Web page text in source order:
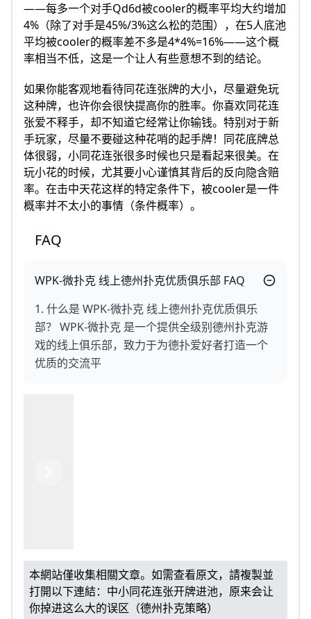
——每多一个对手Qd6d被cooler的概率平均大约增加
4%（除了对手是45%/3%这么松的范围），在5人底池
平均被cooler的概率差不多是4*4%=16%——这个概
率相当不低，这是一个让人有些意想不到的结论。
如果你能客观地看待同花连张牌的大小，尽量避免玩
这种牌，也许你会很快提高你的胜率。你喜欢同花连
张爱不释手，却不知道它经常让你输钱。特别对于新
手玩家，尽量不要碰这种花哨的起手牌！同花底牌总
体很弱，小同花连张很多时候也只是看起来很美。在
玩小花的时候，尤其要小心谨慎其背后的反向隐含赔
率。在击中天花这样的特定条件下，被cooler是一件
概率并不太小的事情（条件概率）。
FAQ
WPK-微扑克 线上德州扑克优质俱乐部 FAQ
1. 什么是 WPK-微扑克 线上德州扑克优质俱乐
部？ WPK-微扑克 是一个提供全级别德州扑克游
戏的线上俱乐部，致力于为德扑爱好者打造一个
优质的交流平
本網站僅收集相關文章。如需查看原文，請複製並
打開以下連結： 中小同花连张开牌进池，原来会让
你掉进这么大的误区（德州扑克策略）